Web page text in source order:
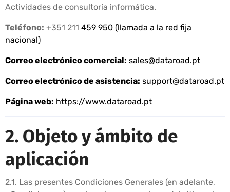
Actividades de consultoría informática.
Teléfono: +351 211 459 950 (llamada a la red fija
nacional)
Correo electrónico comercial: sales@dataroad.pt
Correo electrónico de asistencia: support@dataroad.pt
Página web: https://www.dataroad.pt
2. Objeto y ámbito de
aplicación
2.1. Las presentes Condiciones Generales (en adelante,